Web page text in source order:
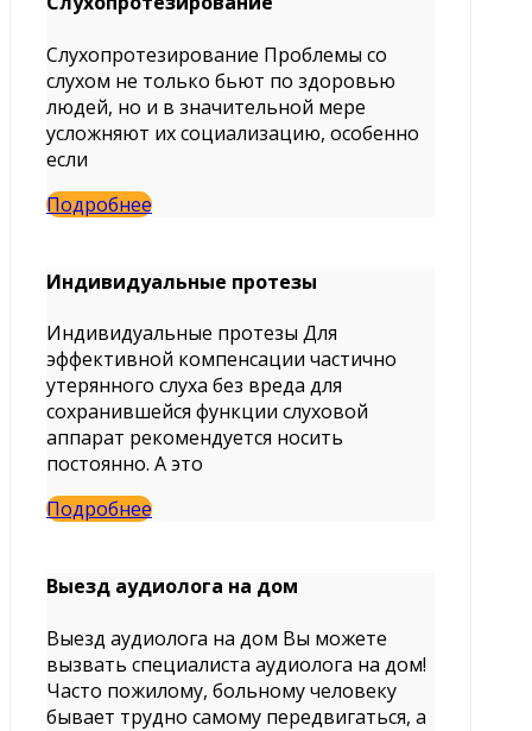
Слухопротезирование Проблемы со
слухом не только бьют по здоровью
людей, но и в значительной мере
усложняют их социализацию, особенно
если
Подробнее
Индивидуальные протезы
Индивидуальные протезы Для
эффективной компенсации частично
утерянного слуха без вреда для
сохранившейся функции слуховой
аппарат рекомендуется носить
постоянно. А это
Подробнее
Выезд аудиолога на дом
Выезд аудиолога на дом Вы можете
вызвать специалиста аудиолога на дом!
Часто пожилому, больному человеку
бывает трудно самому передвигаться, а